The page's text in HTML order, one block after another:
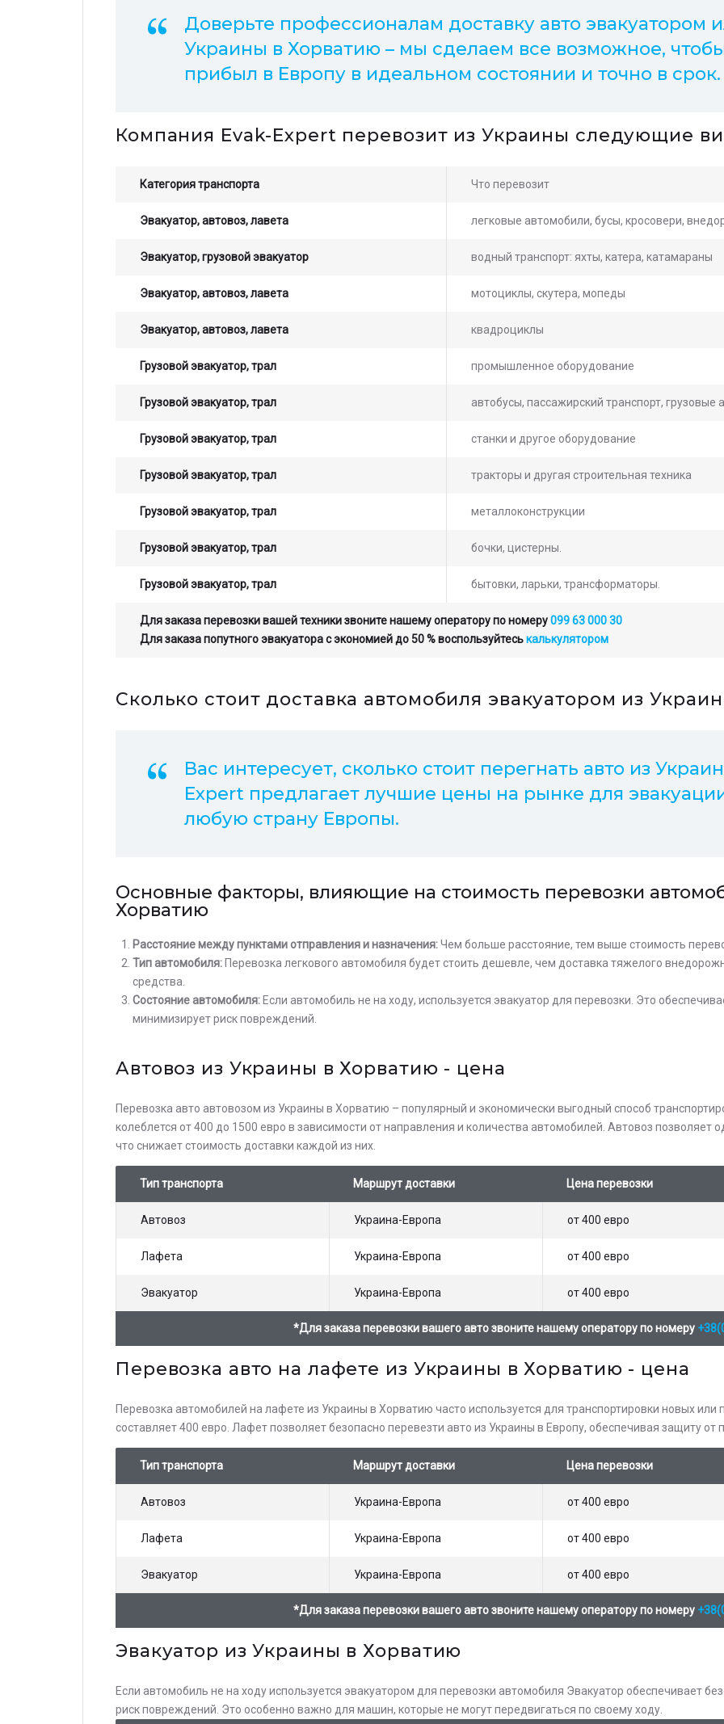
Доверьте профессионалам доставку авто эвакуатором
Украины в Хорватию – мы сделаем все возможное,
прибыл в Европу в идеальном состоянии и точно в срок.
Компания Evak-Expert перевозит из Украины следующие
Категория транспорта Что перевозит
Эвакуатор, автовоз, лавета легковые автомобили, бусы, кросовери,
Эвакуатор, грузовой эвакуатор водный транспорт: яхты, катера, катамараны
Эвакуатор, автовоз, лавета мотоциклы, скутера, мопеды
Эвакуатор, автовоз, лавета квадроциклы
Грузовой эвакуатор, трал промышленное оборудование
Грузовой эвакуатор, трал автобусы, пассажирский транспорт, грузовые
Грузовой эвакуатор, трал станки и другое оборудование
Грузовой эвакуатор, трал тракторы и другая строительная техника
Грузовой эвакуатор, трал металлоконструкции
Грузовой эвакуатор, трал бочки, цистерны.
Грузовой эвакуатор, трал бытовки, ларьки, трансформаторы.
Для заказа перевозки вашей техники звоните нашему оператору по номеру099 63 000 30
Для заказа попутного эвакуатора с экономией до 50 % воспользуйтеськалькулятором
Сколько стоит доставка автомобиля эвакуатором из
Вас интересует, сколько стоит перегнать авто из
Expert предлагает лучшие цены на рынке для
любую страну Европы.
Основные факторы, влияющие на стоимость перевозки
Хорватию
Расстояние между пунктами отправления и назначения:Чем больше расстояние, тем выше стоимость
Тип автомобиля: Перевозка легкового автомобиля будет стоить дешевле, чем доставка тяжелого
средства.
Состояние автомобиля: Если автомобиль не на ходу, используется эвакуатор для перевозки. Это
минимизирует риск повреждений.
Автовоз из Украины в Хорватию - цена
Перевозка авто автовозом из Украины в Хорватию – популярный и экономически выгодный способ
колеблется от 400 до 1500 евро в зависимости от направления и количества автомобилей. Автовоз
что снижает стоимость доставки каждой из них.
Тип транспорта Маршрут доставки Цена перевозки
Автовоз Украина-Европа от 400 евро
Лафета Украина-Европа от 400 евро
Эвакуатор Украина-Европа от 400 евро
*Для заказа перевозки вашего авто звоните нашему оператору по номеру
Перевозка авто на лафете из Украины в Хорватию - цена
Перевозка автомобилей на лафете из Украины в Хорватию часто используется для транспортировки новых
составляет 400 евро. Лафет позволяет безопасно перевезти авто из Украины в Европу, обеспечивая защиту
Тип транспорта Маршрут доставки Цена перевозки
Автовоз Украина-Европа от 400 евро
Лафета Украина-Европа от 400 евро
Эвакуатор Украина-Европа от 400 евро
*Для заказа перевозки вашего авто звоните нашему оператору по номеру
Эвакуатор из Украины в Хорватию
Если автомобиль не на ходу используется эвакуатором для перевозки автомобиля Эвакуатор обеспечивает
риск повреждений. Это особенно важно для машин, которые не могут передвигаться по своему ходу.
Оставьте заявку на просчет
стоимости услуг с нашим